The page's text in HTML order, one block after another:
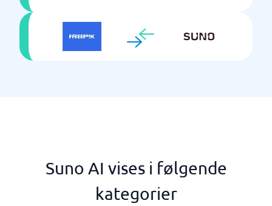
Suno AI vises i følgende
kategorier